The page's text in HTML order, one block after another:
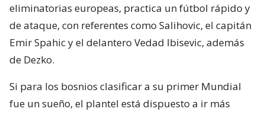
eliminatorias europeas, practica un fútbol rápido y
de ataque, con referentes como Salihovic, el capitán
Emir Spahic y el delantero Vedad Ibisevic, además
de Dezko.
Si para los bosnios clasificar a su primer Mundial
fue un sueño, el plantel está dispuesto a ir más